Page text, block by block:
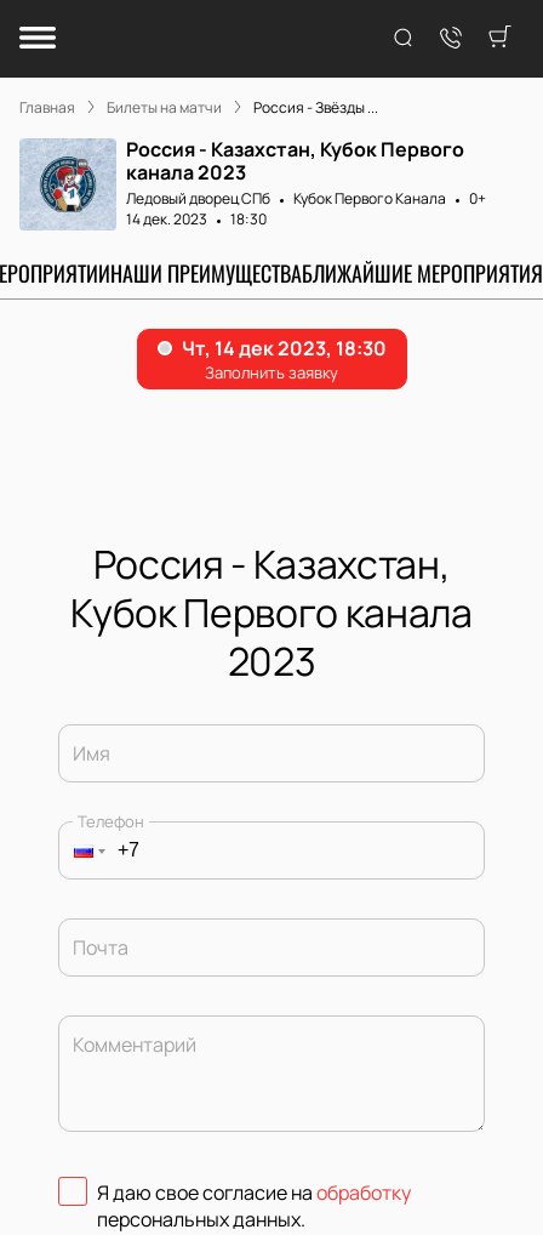
Главная Билеты на матчи Россия - Звёзды ...
Россия - Казахстан, Кубок Первого
канала 2023
Ледовый дворец СПб Кубок Первого Канала
0+
14 дек. 2023
18:30
НАШИ ПРЕИМУЩЕСТВАБЛИЖАЙШИЕ МЕРОПРИЯТИЯ
Россия - Казахстан,
Кубок Первого канала
2023
Имя
Телефон
Почта
Комментарий
Я даю свое согласие наобработку
персональных данных.